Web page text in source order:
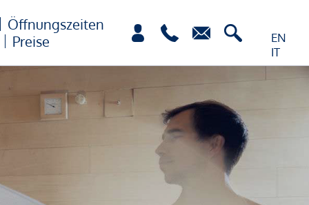
EN
IT
Öffnungszeiten
Preise